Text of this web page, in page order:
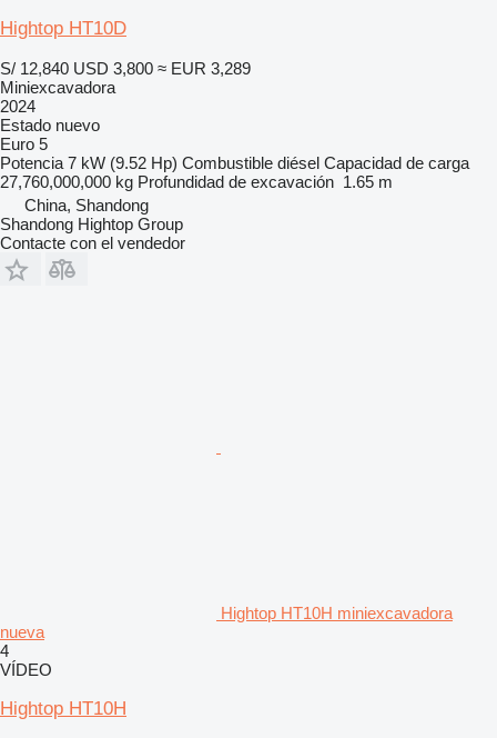
Hightop HT10D
S/ 12,840 USD 3,800 ≈ EUR 3,289
Miniexcavadora
2024
Estado nuevo
Euro 5
Potencia 7 kW (9.52 Hp) Combustible diésel Capacidad de carga
27,760,000,000 kg Profundidad de excavación 1.65 m
China, Shandong
Shandong Hightop Group
Contacte con el vendedor
Hightop HT10H miniexcavadora
nueva
4
VÍDEO
Hightop HT10H